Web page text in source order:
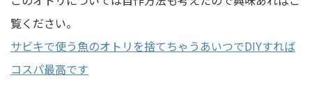
覧ください。
サビキで使う魚のオトリを捨てちゃうあいつでDIYすれば
コスパ最高です